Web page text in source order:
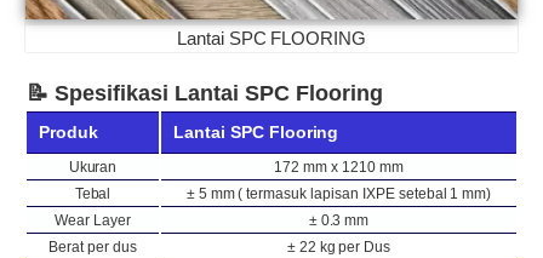
Lantai SPC FLOORING
📝 Spesifikasi Lantai SPC Flooring
Produk Lantai SPC Flooring
Ukuran
172 mm x 1210 mm
Tebal
± 5 mm ( termasuk lapisan IXPE setebal 1 mm)
Wear Layer
± 0.3 mm
Berat per dus
± 22 kg per Dus